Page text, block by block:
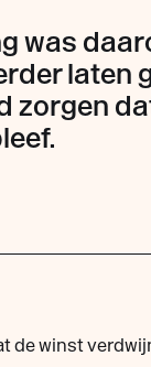
was
laten
zorgen
de winst